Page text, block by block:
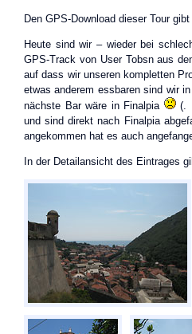
Den GPS-Download dieser Tour gibt
Heute sind wir – wieder bei
GPS-Track von User Tobsn aus
auf dass wir unseren kompletten
etwas anderem essbaren sind wir
nächste Bar wäre in Finalpia
(.
und sind direkt nach Finalpia
angekommen hat es auch
In der Detailansicht des Eintrages